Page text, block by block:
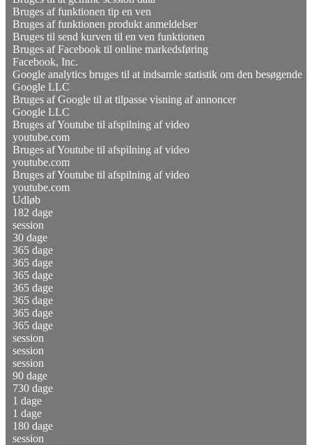
Bruges af funktionen tip en ven
Bruges af funktionen produkt anmeldelser
Bruges til send kurven til en ven funktionen
Bruges af Facebook til online markedsføring
Facebook, Inc.
Google analytics bruges til at indsamle statistik om den besøgende
Google LLC
Bruges af Google til at tilpasse visning af annoncer
Google LLC
Bruges af Youtube til afspilning af video
youtube.com
Bruges af Youtube til afspilning af video
youtube.com
Bruges af Youtube til afspilning af video
youtube.com
Udløb
182 dage
session
30 dage
365 dage
365 dage
365 dage
365 dage
365 dage
365 dage
365 dage
session
session
session
90 dage
730 dage
1 dage
1 dage
180 dage
session